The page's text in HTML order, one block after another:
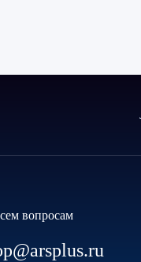
вопросам